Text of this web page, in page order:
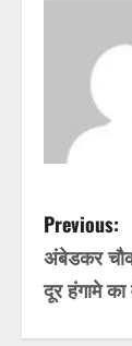
P
o
s
Previous:
अंबेडकर
दूर हंगामे का